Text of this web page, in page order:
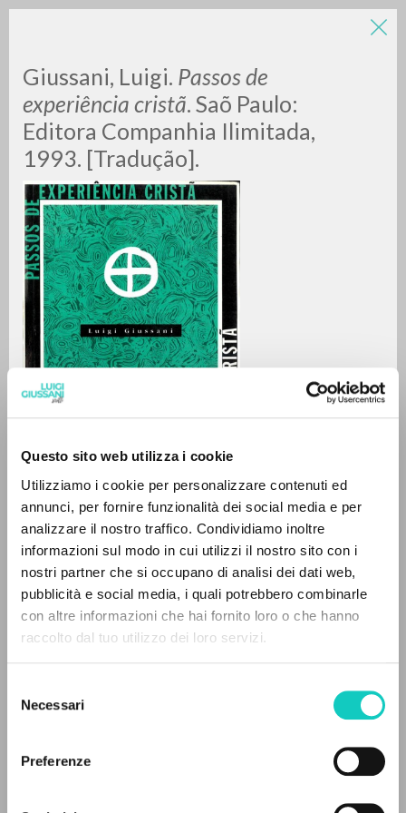
Questo sito web utilizza i cookie
Utilizziamo i cookie per personalizzare contenuti ed
annunci, per fornire funzionalità dei social media e per
analizzare il nostro traffico. Condividiamo inoltre
informazioni sul modo in cui utilizzi il nostro sito con i
nostri partner che si occupano di analisi dei dati web,
pubblicità e social media, i quali potrebbero combinarle
con altre informazioni che hai fornito loro o che hanno
raccolto dal tuo utilizzo dei loro servizi.
delNecessari
Preferenze
Giussani, Luigi. Passos de
experiência cristã. Saõ Paulo:
Editora Companhia Ilimitada,
1993. [Tradução].
Cordas DurvalRevisore
Giussani LuigiAutore
Gouveia Fernandes Raúl CezarRevisore
Vecchio Giovanni
Traduttore
Pagine: 112
LUIGI
GIUSSANI
0DOCUMENTI TROVATI
RISULTATI SUCCESSIVI